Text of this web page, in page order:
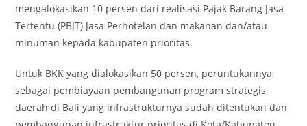
mengalokasikan 10 persen dari realisasi Pajak Barang Jasa
Tertentu (PBJT) Jasa Perhotelan dan makanan dan/atau
minuman kepada kabupaten prioritas.
Untuk BKK yang dialokasikan 50 persen, peruntukannya
sebagai pembiayaan pembangunan program strategis
daerah di Bali yang infrastrukturnya sudah ditentukan dan